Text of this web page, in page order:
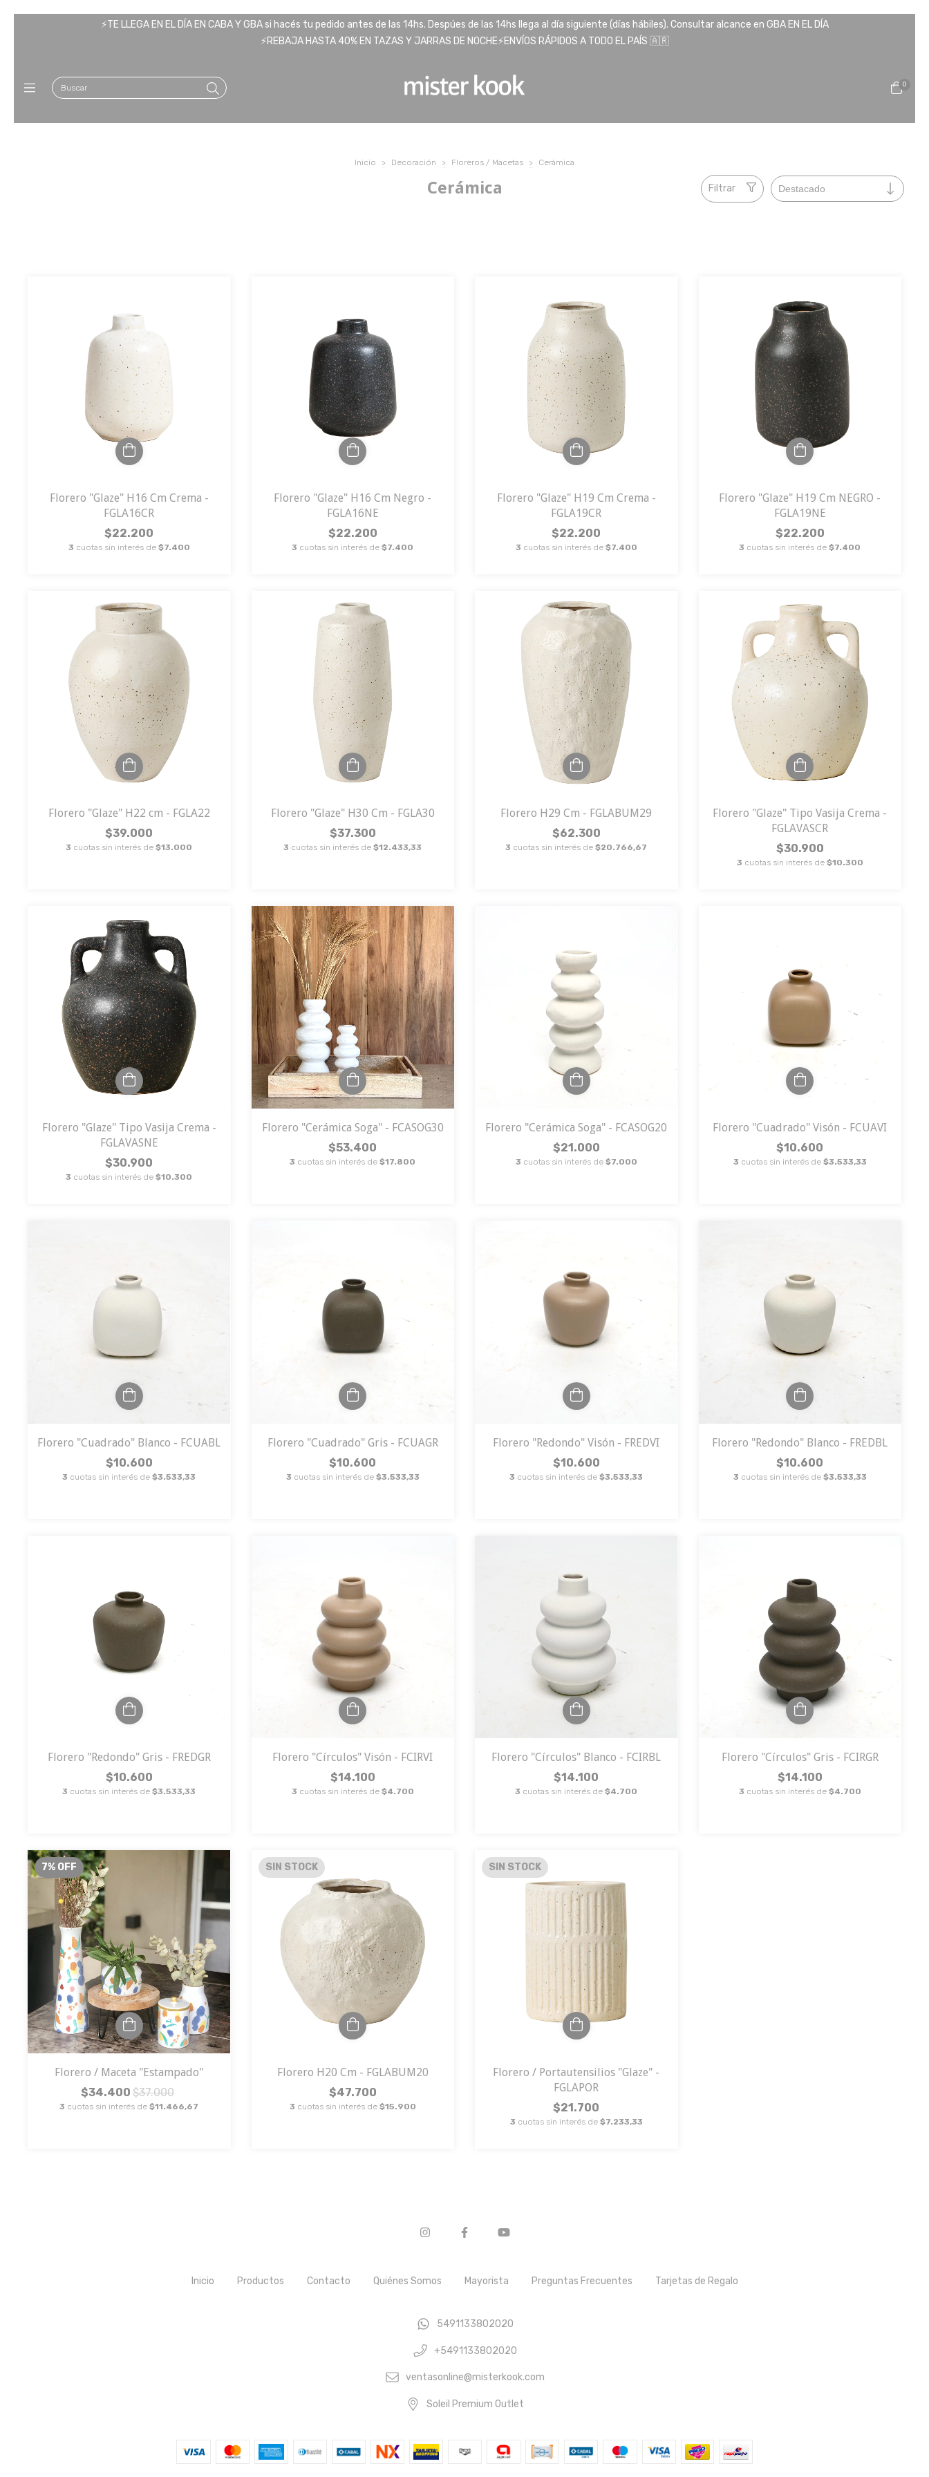
⚡️TE LLEGA EN EL DÍA EN CABA Y GBA si hacés tu pedido antes de las 14hs. Despúes de las 14hs llega al día siguiente (días hábiles). Consultar alcance en GBA EN EL DÍA
⚡️REBAJA HASTA 40% EN TAZAS Y JARRAS DE NOCHE⚡️ENVÍOS RÁPIDOS A TODO EL PAÍS 🇦🇷
0
Inicio > Decoración > Floreros / Macetas > Cerámica
Cerámica Filtrar
Florero "Glaze" H16 Cm Crema -
FGLA16CR
$22.200
3 cuotas sin interés de $7.400
Florero "Glaze" H16 Cm Negro -
FGLA16NE
$22.200
3 cuotas sin interés de$7.400
Florero "Glaze" H19 Cm Crema -
FGLA19CR
$22.200
3 cuotas sin interés de $7.400
Florero "Glaze" H19 Cm NEGRO -
FGLA19NE
$22.200
3 cuotas sin interés de$7.400
Florero "Glaze" H22 cm - FGLA22
$39.000
3 cuotas sin interés de$13.000
Florero "Glaze" H30 Cm - FGLA30
$37.300
3 cuotas sin interés de$12.433,33
Florero H29 Cm - FGLABUM29
$62.300
3 cuotas sin interés de$20.766,67
Florero "Glaze" Tipo Vasija Crema -
FGLAVASCR
$30.900
3 cuotas sin interés de $10.300
Florero "Glaze" Tipo Vasija Crema -
FGLAVASNE
$30.900
3 cuotas sin interés de$10.300
Florero "Cerámica Soga" - FCASOG30
$53.400
3 cuotas sin interés de$17.800
Florero "Cerámica Soga" - FCASOG20
$21.000
3 cuotas sin interés de $7.000
Florero "Cuadrado" Visón - FCUAVI
$10.600
3 cuotas sin interés de $3.533,33
Florero "Cuadrado" Blanco - FCUABL
$10.600
3 cuotas sin interés de$3.533,33
Florero "Cuadrado" Gris - FCUAGR
$10.600
3 cuotas sin interés de $3.533,33
Florero "Redondo" Visón - FREDVI
$10.600
3 cuotas sin interés de$3.533,33
Florero "Redondo" Blanco - FREDBL
$10.600
3 cuotas sin interés de $3.533,33
Florero "Redondo" Gris - FREDGR
$10.600
3 cuotas sin interés de$3.533,33
Florero "Círculos" Visón - FCIRVI
$14.100
3 cuotas sin interés de $4.700
Florero "Círculos" Blanco - FCIRBL
$14.100
3 cuotas sin interés de$4.700
Florero "Círculos" Gris - FCIRGR
$14.100
3 cuotas sin interés de $4.700
7% OFF
Florero / Maceta "Estampado"
$34.400 $37.000
3 cuotas sin interés de$11.466,67
SIN STOCK
Florero H20 Cm - FGLABUM20
$47.700
3 cuotas sin interés de $15.900
SIN STOCK
Florero / Portautensilios "Glaze" -
FGLAPOR
$21.700
3 cuotas sin interés de $7.233,33
Inicio Productos Contacto Quiénes Somos Mayorista Preguntas Frecuentes Tarjetas de Regalo
5491133802020
+5491133802020
ventasonline@misterkook.com
Soleil Premium Outlet